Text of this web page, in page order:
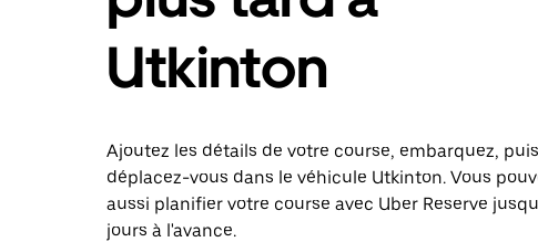
Utkinton
Ajoutez les détails de votre course, embarquez, puis
déplacez-vous dans le véhicule Utkinton. Vous
aussi planifier votre course avec Uber Reserve
jours à l'avance.